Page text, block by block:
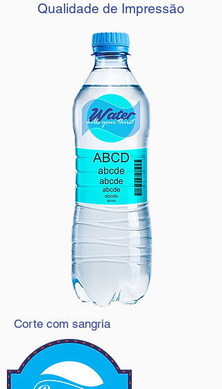
Qualidade de Impressão
Corte com sangria